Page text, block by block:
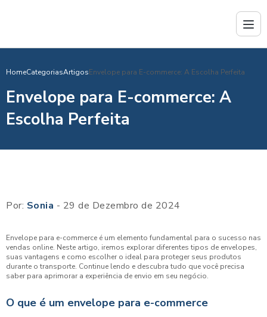
HomeCategoriasArtigosEnvelope para E-commerce: A Escolha Perfeita
Envelope para E-commerce: A
Escolha Perfeita
Por: Sonia - 29 de Dezembro de 2024
Envelope para e-commerce é um elemento fundamental para o sucesso nas
vendas online. Neste artigo, iremos explorar diferentes tipos de envelopes,
suas vantagens e como escolher o ideal para proteger seus produtos
durante o transporte. Continue lendo e descubra tudo que você precisa
saber para aprimorar a experiência de envio em seu negócio.
O que é um envelope para e-commerce